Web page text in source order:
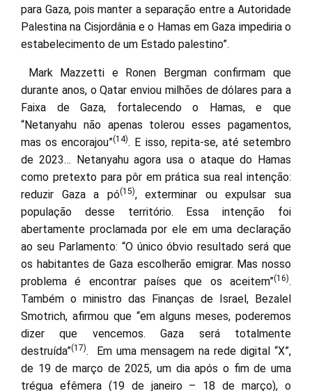
para Gaza, pois manter a separação entre a Autoridade
Palestina na Cisjordânia e o Hamas em Gaza impediria o
estabelecimento de um Estado palestino”.
Mark Mazzetti e Ronen Bergman confirmam que
durante anos, o Qatar enviou milhões de dólares para a
Faixa de Gaza, fortalecendo o Hamas, e que
“Netanyahu não apenas tolerou esses pagamentos,
mas os encorajou”(14). E isso, repita-se, até setembro
de 2023… Netanyahu agora usa o ataque do Hamas
como pretexto para pôr em prática sua real intenção:
reduzir Gaza a pó(15), exterminar ou expulsar sua
população desse território. Essa intenção foi
abertamente proclamada por ele em uma declaração
ao seu Parlamento: “O único óbvio resultado será que
os habitantes de Gaza escolherão emigrar. Mas nosso
problema é encontrar países que os aceitem”(16).
Também o ministro das Finanças de Israel, Bezalel
Smotrich, afirmou que “em alguns meses, poderemos
dizer que vencemos. Gaza será totalmente
destruída”(17). Em uma mensagem na rede digital “X”,
de 19 de março de 2025, um dia após o fim de uma
trégua efêmera (19 de janeiro – 18 de março), o